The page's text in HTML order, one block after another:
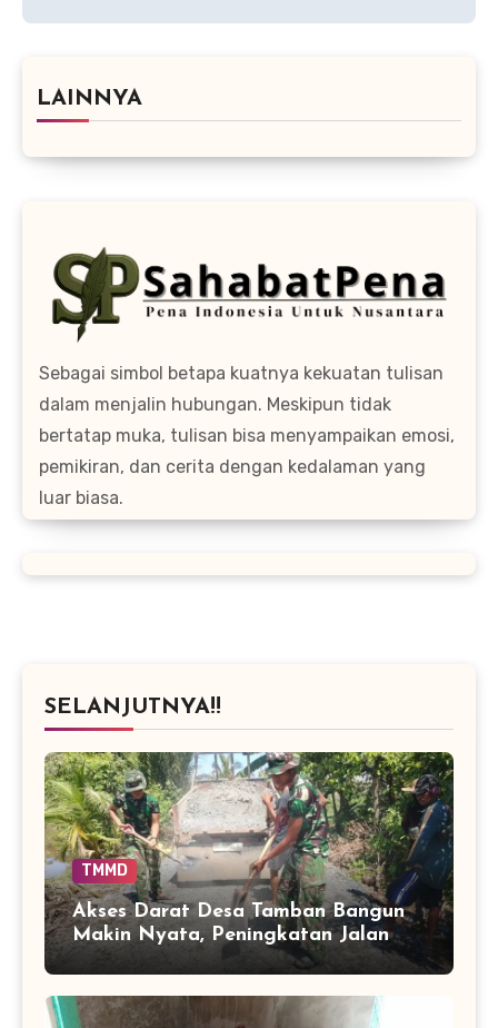
LAINNYA
Sebagai simbol betapa kuatnya kekuatan tulisan
dalam menjalin hubungan. Meskipun tidak
bertatap muka, tulisan bisa menyampaikan emosi,
pemikiran, dan cerita dengan kedalaman yang
luar biasa.
SELANJUTNYA!!
TMMD
Akses Darat Desa Tamban Bangun
Makin Nyata, Peningkatan Jalan
TMMD Sentuh 90 Persen